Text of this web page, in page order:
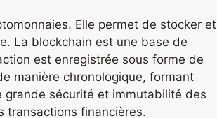
Elle permet de stocker et
La blockchain est une base de
est enregistrée sous forme de
manière chronologique, formant
sécurité et immutabilité des
transactions financières.